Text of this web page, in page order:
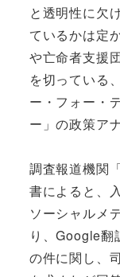
と透明性に欠
ているかは定
や亡命者支援
を切っている
ー・フォー・
ー」の政策ア
調査報道機関
書によると、
ソーシャルメ
り、Google翻
の件に関し、